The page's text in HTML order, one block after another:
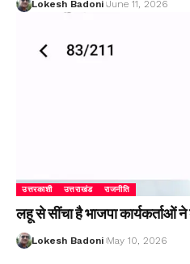
Lokesh Badoni June 11, 2026
उत्तरकाशी उत्तराखंड राजनीति
लहू से सींचा है भाजपा कार्यकर्ताओं
Lokesh Badoni May 10, 2026